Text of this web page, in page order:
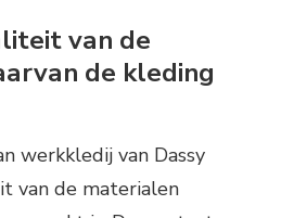
van de
de kleding
werkkledij van Dassy
van de materialen